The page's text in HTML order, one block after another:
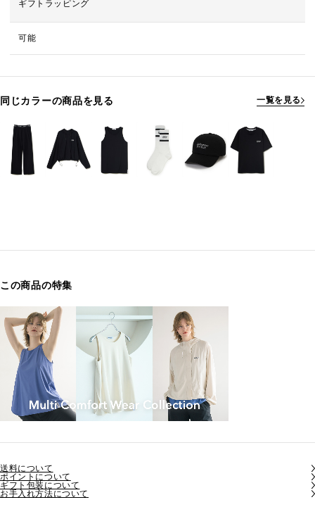
ギフトラッピング
可能
同じカラーの商品を見る 一覧を見る
この商品の特集
送料について
ポイントについて
ギフト包装について
お手入れ方法について